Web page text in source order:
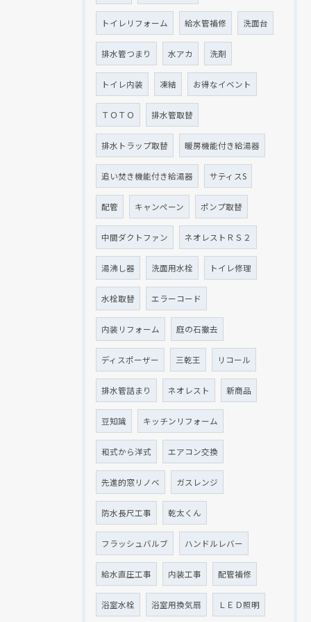
トイレリフォーム 給水管補修 洗面台
排水管つまり 水アカ 洗剤
トイレ内装 凍結 お得なイベント
ＴＯＴＯ 排水管取替
排水トラップ取替 暖房機能付き給湯器
追い焚き機能付き給湯器 サティスS
配管 キャンペーン ポンプ取替
中間ダクトファン ネオレストＲＳ２
湯沸し器 洗面用水栓 トイレ修理
水栓取替 エラーコード
内装リフォーム 庭の石撤去
ディスポーザー 三乾王 リコール
排水管詰まり ネオレスト 新商品
豆知識 キッチンリフォーム
和式から洋式 エアコン交換
先進的窓リノベ ガスレンジ
防水長尺工事 乾太くん
フラッシュバルブ ハンドルレバー
給水直圧工事 内装工事 配管補修
浴室水栓 浴室用換気扇 ＬＥＤ照明